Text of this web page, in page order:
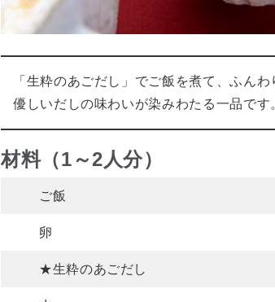
「生粋のあごだし」でご飯を煮て、ふんわ
優しいだしの味わいが染みわたる一品です
材料（1～2人分）
ご飯
卵
★生粋のあごだし